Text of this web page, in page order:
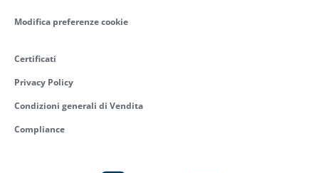
Modifica preferenze cookie
Certificati
Privacy Policy
Condizioni generali di Vendita
Compliance